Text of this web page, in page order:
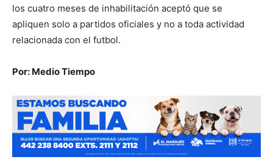
los cuatro meses de inhabilitación aceptó que se
apliquen solo a partidos oficiales y no a toda actividad
relacionada con el futbol.
Por: Medio Tiempo